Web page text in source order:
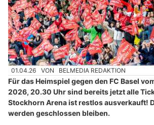
01.04.26 VON BELMEDIA REDAKTION
Für das Heimspiel gegen den FC Basel
2026, 20.30 Uhr sind bereits jetzt alle
Stockhorn Arena ist restlos ausverkauft!
werden geschlossen bleiben.